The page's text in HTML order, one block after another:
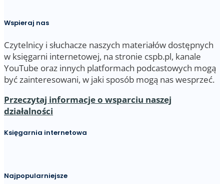
Wspieraj nas
Czytelnicy i słuchacze naszych materiałów dostępnych
w księgarni internetowej, na stronie cspb.pl, kanale
YouTube oraz innych platformach podcastowych mogą
być zainteresowani, w jaki sposób mogą nas wesprzeć.
Przeczytaj informacje o wsparciu naszej
działalności
Księgarnia internetowa
Najpopularniejsze